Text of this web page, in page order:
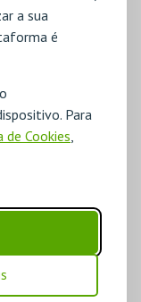
a sua
é
Para
Cookies